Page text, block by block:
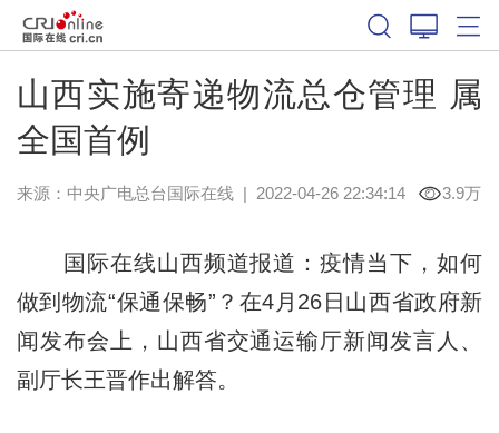
山西实施寄递物流总仓管理 属
全国首例
来源：中央广电总台国际在线| 2022-04-26 22:34:14 3.9万
国际在线山西频道报道：疫情当下，如何
做到物流“保通保畅”？在4月26日山西省政府新
闻发布会上，山西省交通运输厅新闻发言人、
副厅长王晋作出解答。